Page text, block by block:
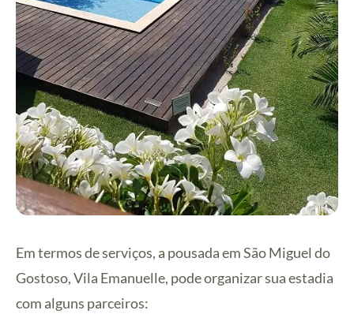
Em termos de serviços, a pousada em São Miguel do
Gostoso, Vila Emanuelle, pode organizar sua estadia
com alguns parceiros: